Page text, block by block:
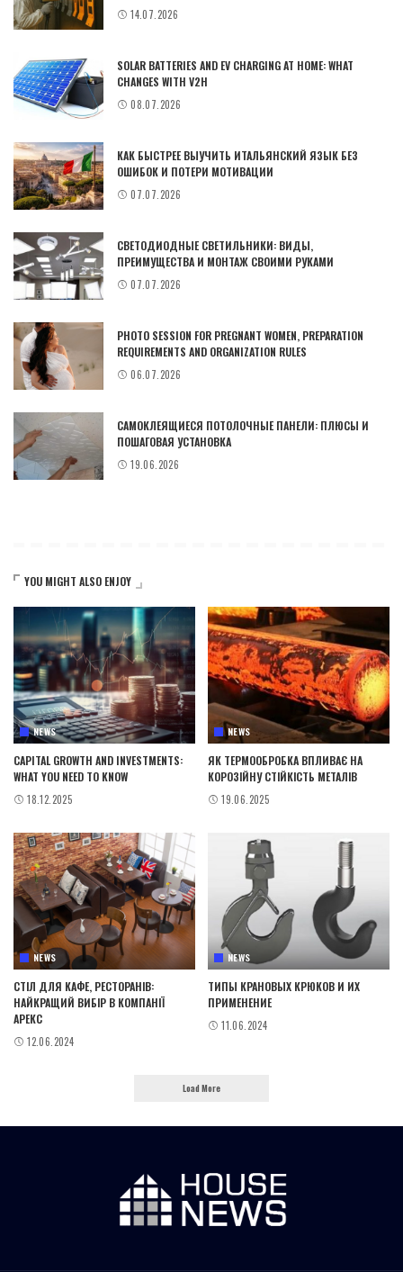
14.07.2026
SOLAR BATTERIES AND EV CHARGING AT HOME: WHAT
CHANGES WITH V2H
08.07.2026
КАК БЫСТРЕЕ ВЫУЧИТЬ ИТАЛЬЯНСКИЙ ЯЗЫК БЕЗ
ОШИБОК И ПОТЕРИ МОТИВАЦИИ
07.07.2026
СВЕТОДИОДНЫЕ СВЕТИЛЬНИКИ: ВИДЫ,
ПРЕИМУЩЕСТВА И МОНТАЖ СВОИМИ РУКАМИ
07.07.2026
PHOTO SESSION FOR PREGNANT WOMEN, PREPARATION
REQUIREMENTS AND ORGANIZATION RULES
06.07.2026
САМОКЛЕЯЩИЕСЯ ПОТОЛОЧНЫЕ ПАНЕЛИ: ПЛЮСЫ И
ПОШАГОВАЯ УСТАНОВКА
19.06.2026
YOU MIGHT ALSO ENJOY
NEWS
CAPITAL GROWTH AND INVESTMENTS:
WHAT YOU NEED TO KNOW
18.12.2025
NEWS
ЯК ТЕРМООБРОБКА ВПЛИВАЄ НА
КОРОЗІЙНУ СТІЙКІСТЬ МЕТАЛІВ
19.06.2025
NEWS
СТІЛ ДЛЯ КАФЕ, РЕСТОРАНІВ:
НАЙКРАЩИЙ ВИБІР В КОМПАНІЇ
АРЕКС
12.06.2024
NEWS
ТИПЫ КРАНОВЫХ КРЮКОВ И ИХ
ПРИМЕНЕНИЕ
11.06.2024
Load More